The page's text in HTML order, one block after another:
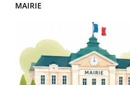
MAIRIE